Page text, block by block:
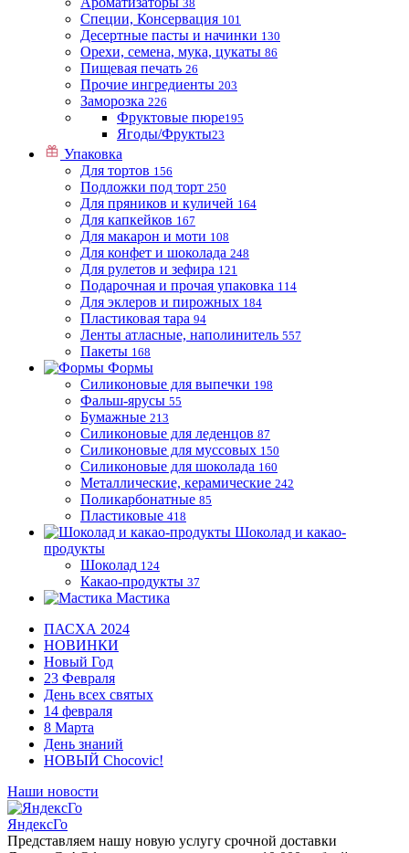
38
Специи, Консервация 101
Десертные пасты и начинки 130
Орехи, семена, мука, цукаты 86
Пищевая печать 26
Прочие ингредиенты 203
Заморозка 226
Фруктовые пюре195
Ягоды/Фрукты23
Упаковка
Для тортов 156
Подложки под торт 250
Для пряников и куличей 164
Для капкейков 167
Для макарон и моти 108
Для конфет и шоколада 248
Для рулетов и зефира 121
Подарочная и прочая упаковка 114
Для эклеров и пирожных 184
Пластиковая тара 94
Ленты атласные, наполинитель 557
Пакеты 168
Формы
Силиконовые для выпечки 198
Фальш-ярусы 55
Бумажные 213
Силиконовые для леденцов 87
Силиконовые для муссовых 150
Силиконовые для шоколада 160
Металлические, керамические 242
Поликарбонатные 85
Пластиковые 418
Шоколад и какао-
продукты
Шоколад 124
Какао-продукты 37
Мастика
ПАСХА 2024
НОВИНКИ
Новый Год
23 Февраля
День всех святых
14 февраля
8 Марта
День знаний
НОВЫЙ Chocovic!
Наши новости
ЯндексГо
Представляем нашу новую услугу срочной доставки